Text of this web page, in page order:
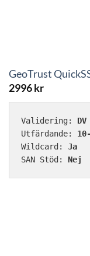
GeoTrust
2996kr
Validering:
Utfärdande:
Wildcard: Ja
SAN Stöd: Nej